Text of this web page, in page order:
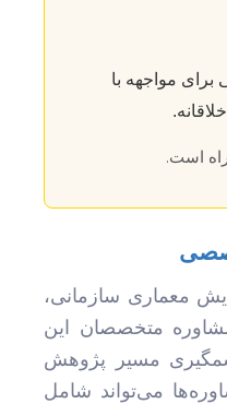
برای مواجهه با
است.
معماری سازمانی،
متخصصان این
مسیر پژوهش
می‌تواند شامل